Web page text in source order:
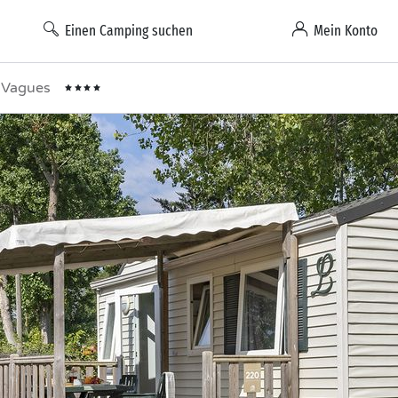
Einen Camping suchen Mein Konto